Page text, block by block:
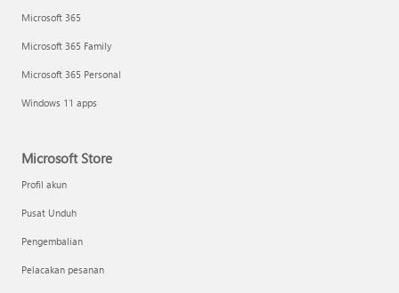
Microsoft 365
Microsoft 365 Family
Microsoft 365 Personal
Windows 11 apps
Microsoft Store
Profil akun
Pusat Unduh
Pengembalian
Pelacakan pesanan